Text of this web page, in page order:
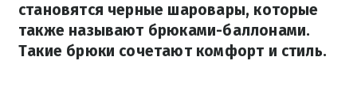
становятся черные шаровары, которые
также называют брюками-баллонами.
Такие брюки сочетают комфорт и стиль.